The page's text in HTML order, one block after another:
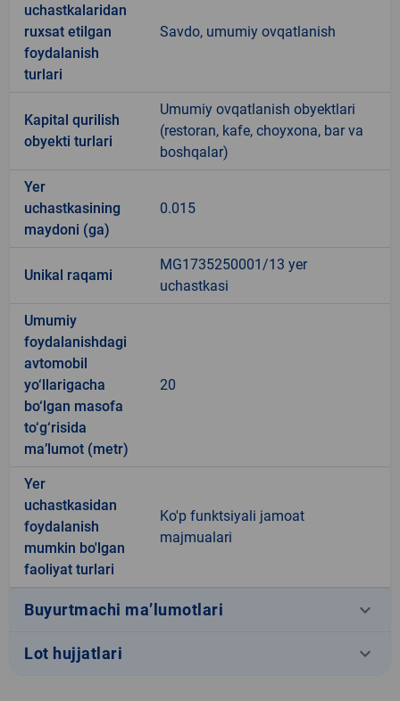
uchastkalaridan
ruxsat etilgan
foydalanish
turlari
Savdo, umumiy ovqatlanish
Kapital qurilish
obyekti turlari
Umumiy ovqatlanish obyektlari
(restoran, kafe, choyxona, bar va
boshqalar)
Yer
uchastkasining
maydoni (ga)
0.015
Unikal raqami
MG1735250001/13 yer
uchastkasi
Umumiy
foydalanishdagi
avtomobil
yo‘llarigacha
bo‘lgan masofa
to‘g‘risida
ma’lumot (metr)
20
Yer
uchastkasidan
foydalanish
mumkin bo'lgan
faoliyat turlari
Ko'p funktsiyali jamoat
majmualari
Buyurtmachi ma’lumotlari keyboard_arrow_down
Lot hujjatlari keyboard_arrow_down